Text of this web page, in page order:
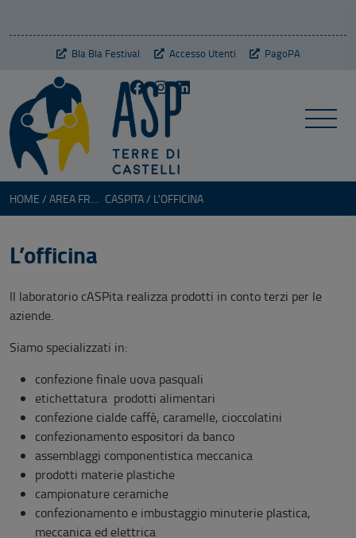
Bla Bla Festival Accesso Utenti PagoPA
HOME CASPITA L'OFFICINA
L’officina
Il laboratorio cASPita realizza prodotti in conto terzi per le
aziende.
Siamo specializzati in:
confezione finale uova pasquali
etichettatura prodotti alimentari
confezione cialde caffè, caramelle, cioccolatini
confezionamento espositori da banco
assemblaggi componentistica meccanica
prodotti materie plastiche
campionature ceramiche
confezionamento e imbustaggio minuterie plastica,
meccanica ed elettrica